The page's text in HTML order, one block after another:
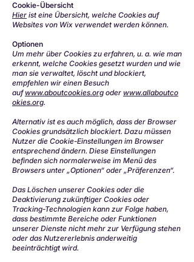
Cookie-Übersicht
Hier ist eine Übersicht, welche Cookies auf
Websites von Wix verwendet werden können.
Optionen
Um mehr über Cookies zu erfahren, u. a. wie man
erkennt, welche Cookies gesetzt wurden und wie
man sie verwaltet, löscht und blockiert,
empfehlen wir einen Besuch
auf www.aboutcookies.org oder www.allaboutco
okies.org.
Alternativ ist es auch möglich, dass der Browser
Cookies grundsätzlich blockiert. Dazu müssen
Nutzer die Cookie-Einstellungen im Browser
entsprechend ändern. Diese Einstellungen
befinden sich normalerweise im Menü des
Browsers unter „Optionen“ oder „Präferenzen“.
Das Löschen unserer Cookies oder die
Deaktivierung zukünftiger Cookies oder
Tracking-Technologien kann zur Folge haben,
dass bestimmte Bereiche oder Funktionen
unserer Dienste nicht mehr zur Verfügung stehen
oder das Nutzererlebnis anderweitig
beeinträchtigt wird.